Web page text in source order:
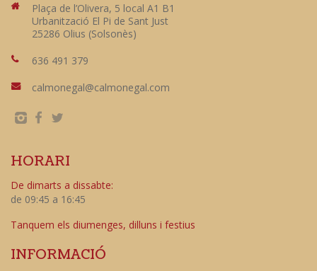
Plaça de l’Olivera, 5 local A1 B1
Urbanització El Pi de Sant Just
25286 Olius (Solsonès)
636 491 379
calmonegal@calmonegal.com
HORARI
De dimarts a dissabte:
de 09:45 a 16:45
Tanquem els diumenges, dilluns i festius
INFORMACIÓ